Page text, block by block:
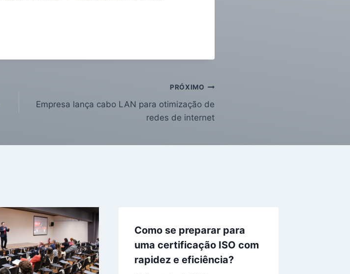
PRÓXIMO
Empresa lança cabo LAN para otimização de
redes de internet
Como se preparar para
uma certificação ISO com
rapidez e eficiência?